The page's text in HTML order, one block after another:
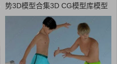
势3D模型合集3D CG模型库模型
素材CG88艺术社